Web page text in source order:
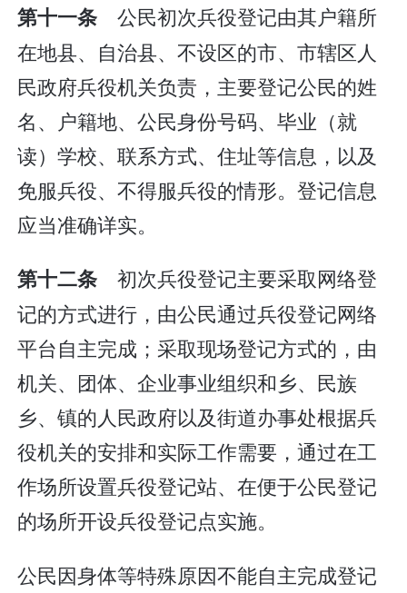
第十一条公民初次兵役登记由其户籍所
在地县、自治县、不设区的市、市辖区人
民政府兵役机关负责，主要登记公民的姓
名、户籍地、公民身份号码、毕业（就
读）学校、联系方式、住址等信息，以及
免服兵役、不得服兵役的情形。登记信息
应当准确详实。
第十二条初次兵役登记主要采取网络登
记的方式进行，由公民通过兵役登记网络
平台自主完成；采取现场登记方式的，由
机关、团体、企业事业组织和乡、民族
乡、镇的人民政府以及街道办事处根据兵
役机关的安排和实际工作需要，通过在工
作场所设置兵役登记站、在便于公民登记
的场所开设兵役登记点实施。
公民因身体等特殊原因不能自主完成登记